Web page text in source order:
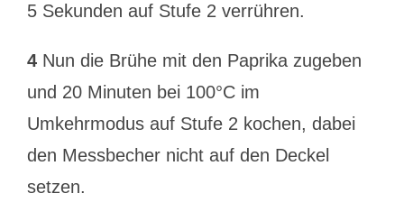
5 Sekunden auf Stufe 2 verrühren.
4Nun die Brühe mit den Paprika zugeben
und 20 Minuten bei 100°C im
Umkehrmodus auf Stufe 2 kochen, dabei
den Messbecher nicht auf den Deckel
setzen.